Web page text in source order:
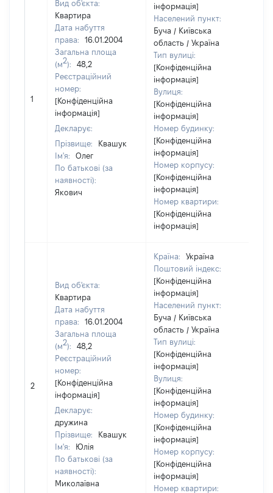
1
Вид об'єкта:
Квартира
Дата набуття
права:
16.01.2004
Загальна площа
(м2):
48,2
Реєстраційний
номер:
[Конфіденційна
інформація]
Декларує:
Прізвище:
Квашук
Ім'я:
Олег
По батькові (за
наявності):
Якович
інформація]
Населений пункт:
Буча / Київська
область / Україна
Тип вулиці:
[Конфіденційна
інформація]
Вулиця:
[Конфіденційна
інформація]
Номер будинку:
[Конфіденційна
інформація]
Номер корпусу:
[Конфіденційна
інформація]
Номер квартири:
[Конфіденційна
інформація]
2
Вид об'єкта:
Квартира
Дата набуття
права:
16.01.2004
Загальна площа
(м2):
48,2
Реєстраційний
номер:
[Конфіденційна
інформація]
Декларує:
дружина
Прізвище:
Квашук
Ім'я:
Юлія
По батькові (за
наявності):
Миколаївна
Країна:
Україна
Поштовий індекс:
[Конфіденційна
інформація]
Населений пункт:
Буча / Київська
область / Україна
Тип вулиці:
[Конфіденційна
інформація]
Вулиця:
[Конфіденційна
інформація]
Номер будинку:
[Конфіденційна
інформація]
Номер корпусу:
[Конфіденційна
інформація]
Номер квартири: